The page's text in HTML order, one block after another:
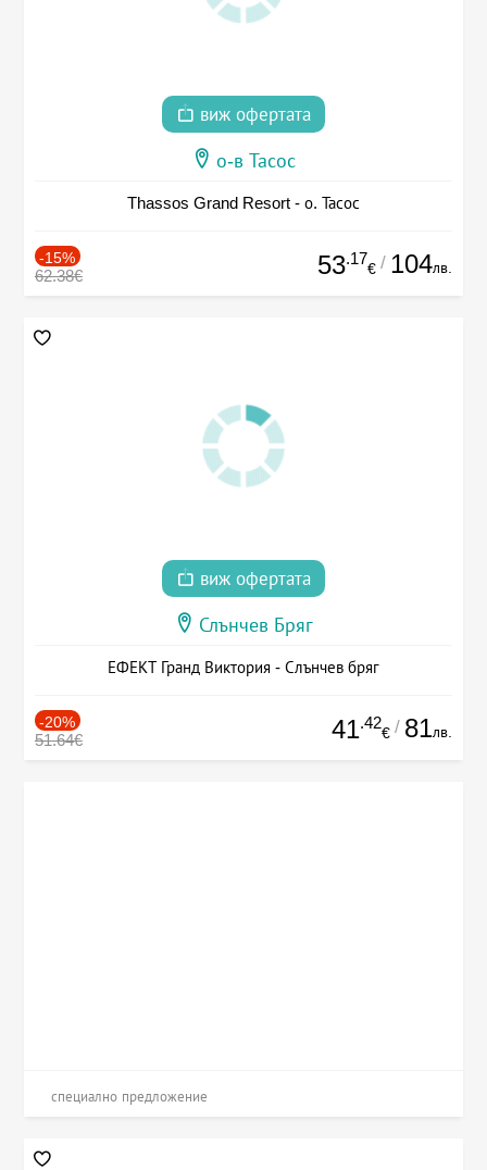
виж офертата
о-в Тасос
Thassos Grand Resort - о. Тасос
-15%
62.38€ 53.17
€ / 104лв.
виж офертата
Слънчев Бряг
ЕФЕКТ Гранд Виктория - Слънчев бряг
-20%
51.64€ 41.42
€ / 81лв.
специално предложение